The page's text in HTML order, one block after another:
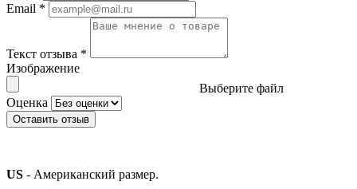
Email *
Текст отзыва *
Изображение
Выберите файл
Оценка
Оставить отзыв
US - Американский размер.